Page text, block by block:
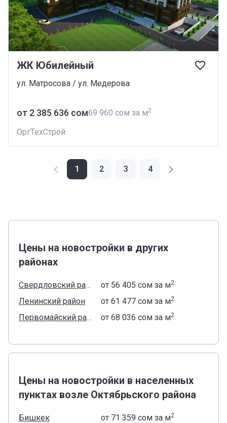
ЖК Юбилейный
ул. Матросова / ул. Медерова
от ‍2 385 636 сом‍69 960 сом за м2
ОргТехСтрой
1 2 3 4
Цены на новостройки в других
районах
Свердловский район от ‍56 405 сомза м2
Ленинский район от ‍61 477 сомза м2
Первомайский район от ‍68 036 сомза м2
Цены на новостройки в населенных
пунктах возле Октябрьского района
Бишкек от ‍71 359 сомза м2